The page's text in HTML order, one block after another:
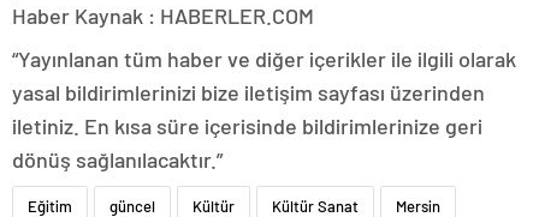
Haber Kaynak : HABERLER.COM
“Yayınlanan tüm haber ve diğer içerikler ile ilgili olarak
yasal bildirimlerinizi bize iletişim sayfası üzerinden
iletiniz. En kısa süre içerisinde bildirimlerinize geri
dönüş sağlanılacaktır.”
Eğitim güncel Kültür Kültür Sanat Mersin